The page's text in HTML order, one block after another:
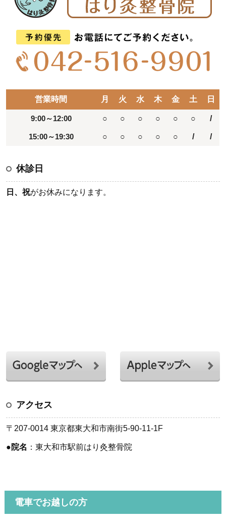
営業時間 月 火 水 木 金 土 日
9:00～12:00 ○ ○ ○ ○ ○ ○ /
15:00～19:30 ○ ○ ○ ○ ○ / /
休診日
日、祝がお休みになります。
アクセス
〒207-0014 東京都東大和市南街5-90-11-1F
●院名 ：東大和市駅前はり灸整骨院
電車でお越しの方